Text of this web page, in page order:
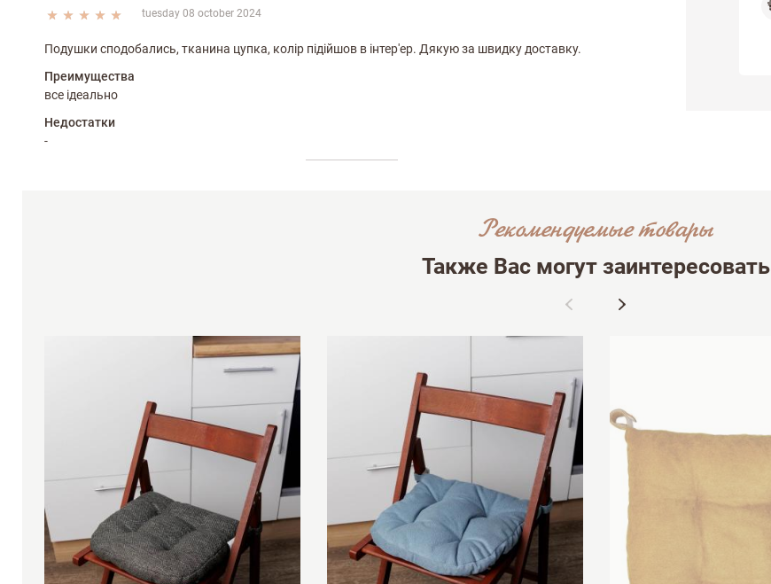
tuesday 08 october 2024
Подушки сподобались, тканина цупка, колір підійшов в інтер'ер. Дякую за швидку доставку.
Преимущества
все ідеально
Недостатки
-
Рекомендуемые товары
Также Вас могут заинтересовать
Оставить отзыв
Комментарий
Достоинства Недостатки